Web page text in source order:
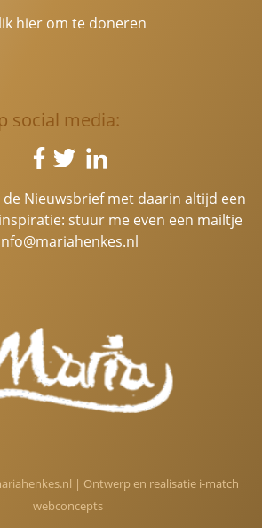
hier om te doneren
social media:
Nieuwsbrief met daarin altijd een
stuur me even een mailtje
| Ontwerp en realisatie i-match
webconcepts